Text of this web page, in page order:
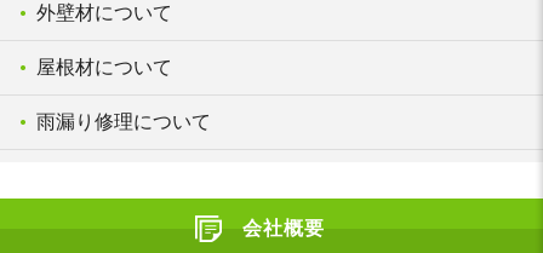
外壁材について
屋根材について
雨漏り修理について
会社概要